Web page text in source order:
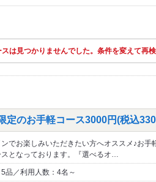
は見つかりませんでした。条件を変えて再
のお手軽コース3000円(税込
でお楽しみいただきたい方へオススメ♪お手
となっております。『選べるオ…
品／利用人数：4名～